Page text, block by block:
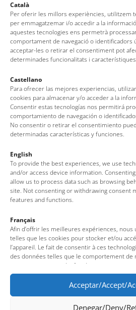
Català
Per oferir les millors experiències, utilitzem
per emmagatzemar i/o accedir a la
aquestes tecnologies ens permetrà
comportament de navegació o identificadors
acceptar-les o retirar el consentiment pot
determinades funcionalitats i
Castellano
Para ofrecer las mejores experiencias,
cookies para almacenar y/o acceder a la
Consentir estas tecnologías nos permitirá
comportamiento de navegación o
No consentir o retirar el consentimiento
determinadas características y funciones.
English
To provide the best experiences, we use
and/or access device information.
allow us to process data such as browsing
site. Not consenting or withdrawing consent
features and functions.
Français
Afin d’offrir les meilleures expériences,
telles que les cookies pour stocker et/ou
l’appareil. Le fait de consentir à ces
des données telles que le comportement de
uniques sur ce site. Le fait de ne pas
consentement peut avoir un effet négatif
caractéristiques du site.Acceptar/Accept/
Denegar/Deny/
Av. del Pelegrí, 25 – Edifici La Nau ·
(Girona – Costa
Tel: + 00 34 972 340 108 · Mail:
Nota legal·Política de cookies·